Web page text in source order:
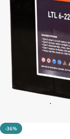
-36%